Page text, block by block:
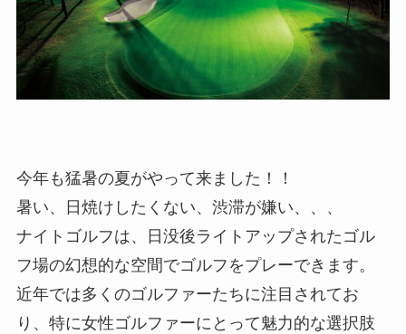
今年も猛暑の夏がやって来ました！！
暑い、日焼けしたくない、渋滞が嫌い、、、
ナイトゴルフは、日没後ライトアップされたゴル
フ場の幻想的な空間でゴルフをプレーできます。
近年では多くのゴルファーたちに注目されてお
り、特に女性ゴルファーにとって魅力的な選択肢